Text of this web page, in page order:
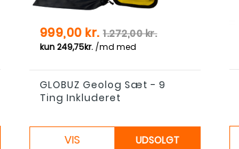
Pris
999,00 kr. Normal pris
1.272,00 kr.
GLOBUZ Geolog Sæt - 9
Ting Inkluderet
VIS UDSOLGT